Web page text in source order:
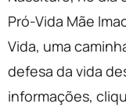
Pró-Vida Mãe
Vida, uma
defesa da vida
informações,